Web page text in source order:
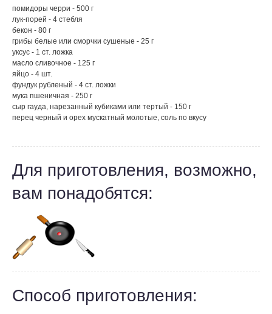
помидоры черри - 500 г
лук-порей - 4 стебля
бекон - 80 г
грибы белые или сморчки сушеные - 25 г
уксус - 1 ст. ложка
масло сливочное - 125 г
яйцо - 4 шт.
фундук рубленый - 4 ст. ложки
мука пшеничная - 250 г
сыр гауда, нарезанный кубиками или тертый - 150 г
перец черный и орех мускатный молотые, соль по вкусу
Для приготовления, возможно,
вам понадобятся:
Способ приготовления: